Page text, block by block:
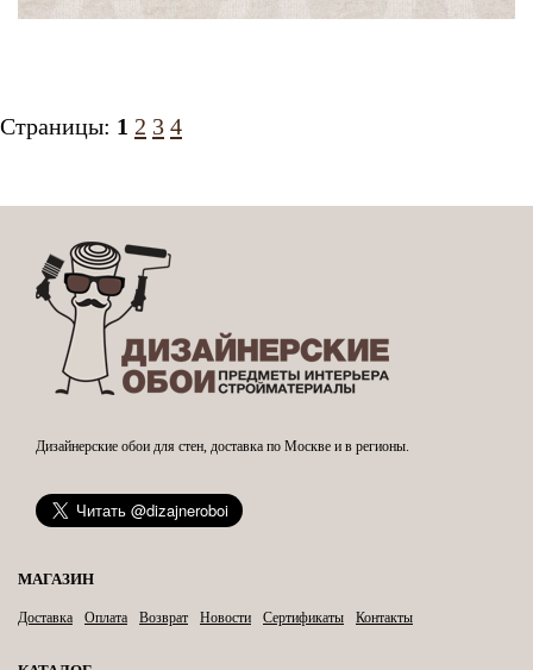
Страницы: 1 2 3 4
Дизайнерские обои для стен, доставка по Москве и в регионы.
МАГАЗИН
Доставка Оплата Возврат Новости Сертификаты Контакты